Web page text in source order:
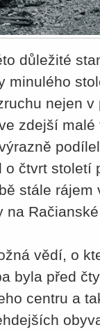
důležité
minulého
nejen
zdejší
o čtvrt století
stále
na
vědí, o
byla před
centru a